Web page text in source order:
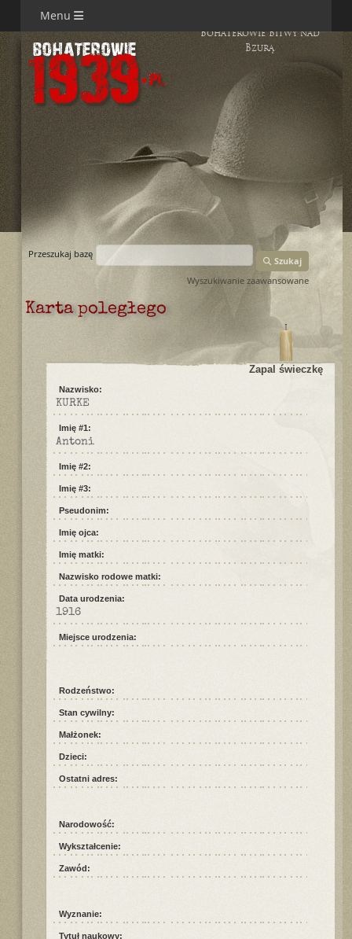
Menu
Bohaterowie Bitwy nad
Bzurą
Przeszukaj bazę
Szukaj
Wyszukiwanie zaawansowane
Karta poległego
Zapal świeczkę
Nazwisko:
KURKE
Imię #1:
Antoni
Imię #2:
Imię #3:
Pseudonim:
Imię ojca:
Imię matki:
Nazwisko rodowe matki:
Data urodzenia:
1916
Miejsce urodzenia:
Rodzeństwo:
Stan cywilny:
Małżonek:
Dzieci:
Ostatni adres:
Narodowość:
Wykształcenie:
Zawód:
Wyznanie:
Tytuł naukowy: